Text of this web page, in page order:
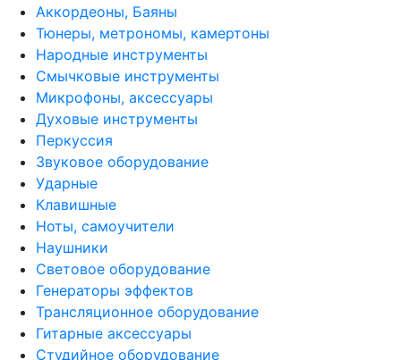
Аккордеоны, Баяны
Тюнеры, метрономы, камертоны
Народные инструменты
Смычковые инструменты
Микрофоны, аксессуары
Духовые инструменты
Перкуссия
Звуковое оборудование
Ударные
Клавишные
Ноты, самоучители
Наушники
Световое оборудование
Генераторы эффектов
Трансляционное оборудование
Гитарные аксессуары
Студийное оборудование